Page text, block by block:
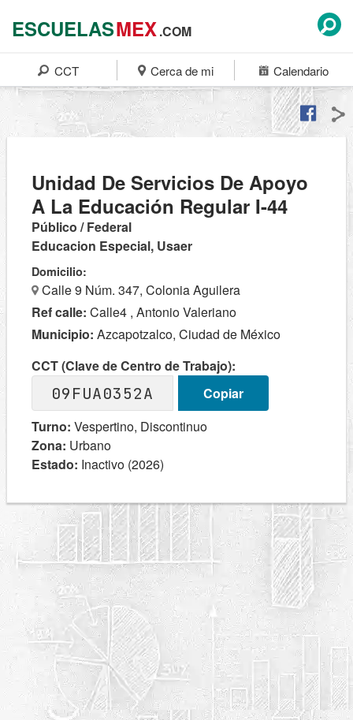
ESCUELASMEX.COM
CCT Cerca de mi Calendario
Unidad De Servicios De Apoyo
A La Educación Regular I-44
Público / Federal
Educacion Especial, Usaer
Domicilio:
Calle 9 Núm. 347, Colonia Aguilera
Ref calle: Calle4 , Antonio Valeriano
Municipio: Azcapotzalco, Ciudad de México
CCT (Clave de Centro de Trabajo):
09FUA0352A
Copiar
Turno: Vespertino, Discontinuo
Zona: Urbano
Estado: Inactivo (2026)